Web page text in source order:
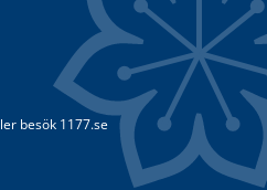
besök 1177.se